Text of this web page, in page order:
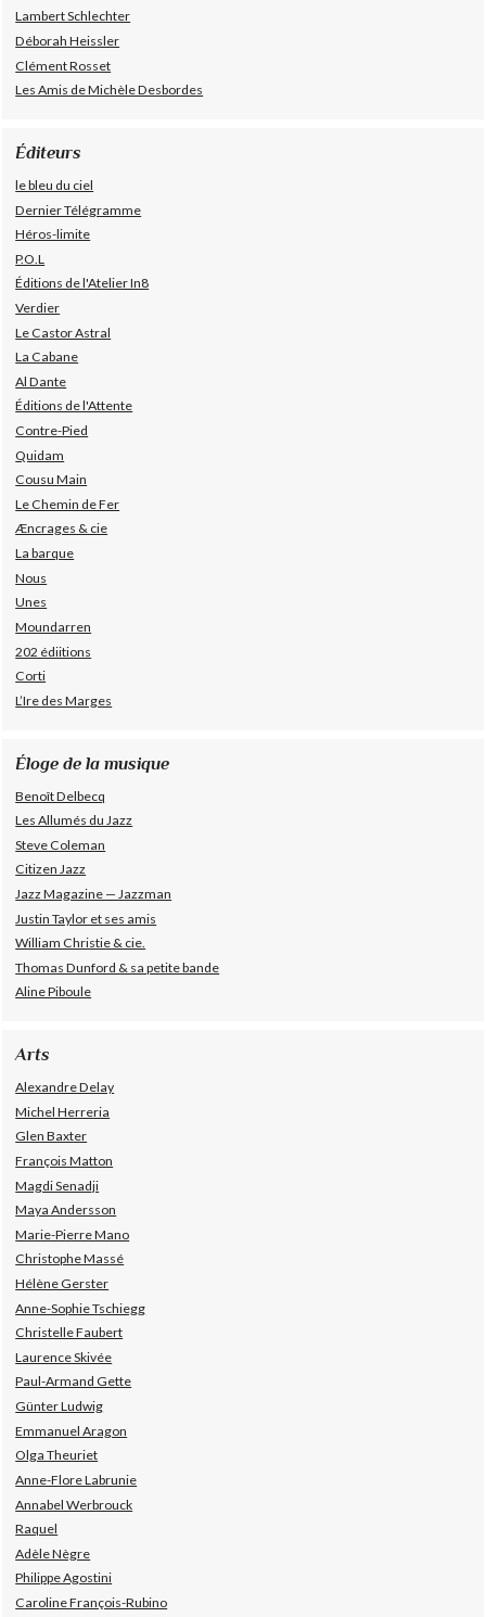
Lambert Schlechter
Déborah Heissler
Clément Rosset
Les Amis de Michèle Desbordes
Éditeurs
le bleu du ciel
Dernier Télégramme
Héros-limite
P.O.L
Éditions de l'Atelier In8
Verdier
Le Castor Astral
La Cabane
Al Dante
Éditions de l'Attente
Contre-Pied
Quidam
Cousu Main
Le Chemin de Fer
Æncrages & cie
La barque
Nous
Unes
Moundarren
202 édiitions
Corti
L’Ire des Marges
Éloge de la musique
Benoît Delbecq
Les Allumés du Jazz
Steve Coleman
Citizen Jazz
Jazz Magazine — Jazzman
Justin Taylor et ses amis
William Christie & cie.
Thomas Dunford & sa petite bande
Aline Piboule
Arts
Alexandre Delay
Michel Herreria
Glen Baxter
François Matton
Magdi Senadji
Maya Andersson
Marie-Pierre Mano
Christophe Massé
Hélène Gerster
Anne-Sophie Tschiegg
Christelle Faubert
Laurence Skivée
Paul-Armand Gette
Günter Ludwig
Emmanuel Aragon
Olga Theuriet
Anne-Flore Labrunie
Annabel Werbrouck
Raquel
Adèle Nègre
Philippe Agostini
Caroline François-Rubino